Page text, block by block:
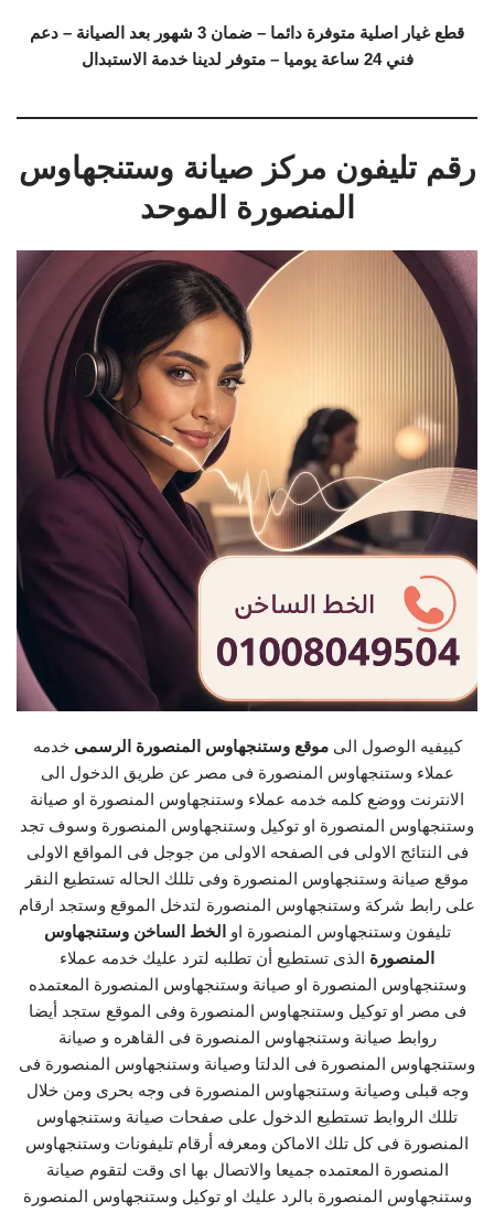
قطع غيار اصلية متوفرة دائما – ضمان 3 شهور بعد الصيانة – دعم
فني 24 ساعة يوميا – متوفر لدينا خدمة الاستبدال
رقم تليفون مركز صيانة وستنجهاوس
المنصورة الموحد
كييفيه الوصول الىموقع وستنجهاوس المنصورة الرسمى خدمه
عملاء وستنجهاوس المنصورة فى مصر عن طريق الدخول الى
الانترنت ووضع كلمه خدمه عملاء وستنجهاوس المنصورة او صيانة
وستنجهاوس المنصورة او توكيل وستنجهاوس المنصورة وسوف تجد
فى النتائج الاولى فى الصفحه الاولى من جوجل فى المواقع الاولى
موقع صيانة وستنجهاوس المنصورة وفى تللك الحاله تستطيع النقر
على رابط شركة وستنجهاوس المنصورة لتدخل الموقع وستجد ارقام
تليفون وستنجهاوس المنصورة او الخط الساخن وستنجهاوس
المنصورة الذى تستطيع أن تطلبه لترد عليك خدمه عملاء
وستنجهاوس المنصورة او صيانة وستنجهاوس المنصورة المعتمده
فى مصر او توكيل وستنجهاوس المنصورة وفى الموقع ستجد أيضا
روابط صيانة وستنجهاوس المنصورة فى القاهره و صيانة
وستنجهاوس المنصورة فى الدلتا وصيانة وستنجهاوس المنصورة فى
وجه قبلى وصيانة وستنجهاوس المنصورة فى وجه بحرى ومن خلال
تللك الروابط تستطيع الدخول على صفحات صيانة وستنجهاوس
المنصورة فى كل تلك الاماكن ومعرفه أرقام تليفونات وستنجهاوس
المنصورة المعتمده جميعا والاتصال بها اى وقت لتقوم صيانة
وستنجهاوس المنصورة بالرد عليك او توكيل وستنجهاوس المنصورة